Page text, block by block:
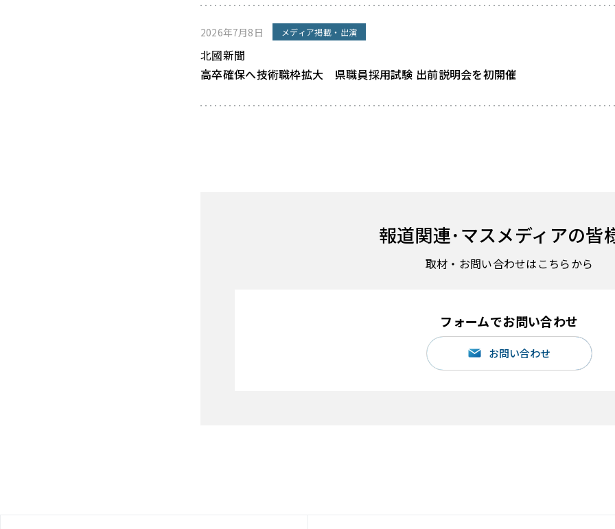
2026年7月8日 メディア掲載・出演
北國新聞
高卒確保へ技術職枠拡大 県職員採用試験 出前説明会を初開催
報道関連･マスメディアの皆
取材・お問い合わせはこちらから
フォームでお問い合わせ
お問い合わせ